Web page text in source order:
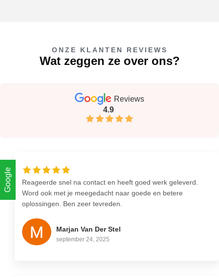
ONZE KLANTEN REVIEWS
Wat zeggen ze over ons?
Reviews
4.9
Google
Reageerde snel na contact en heeft goed werk geleverd.
Word ook met je meegedacht naar goede en betere
oplossingen. Ben zeer tevreden.
Marjan Van Der Stel
september 24, 2025